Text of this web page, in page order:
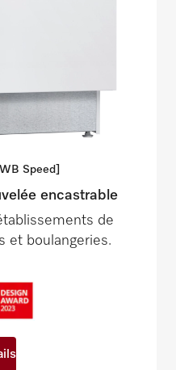
Speed]
encastrable
de
et boulangeries.